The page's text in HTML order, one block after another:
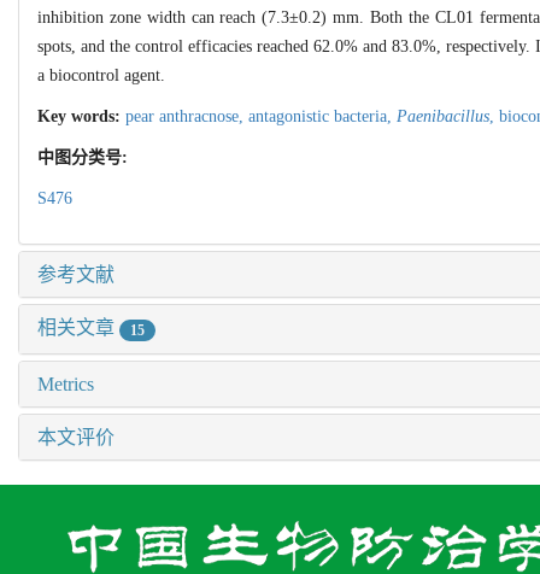
inhibition zone width can reach (7.3±0.2) mm. Both the CL01
spots, and the control efficacies reached 62.0% and 83.0%,
a biocontrol agent.
Key words: pear anthracnose, antagonistic bacteria, Paenibacillus,
中图分类号:
S476
参考文献
相关文章 15
Metrics
本文评价